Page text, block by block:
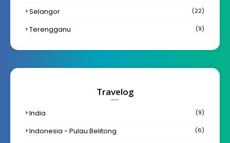
Selangor (22)
Terengganu (9)
Travelog
India (9)
Indonesia - Pulau Belitong (6)